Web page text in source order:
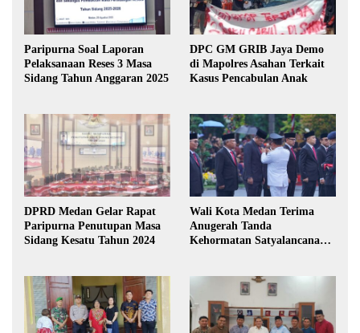
Paripurna Soal Laporan
Pelaksanaan Reses 3 Masa
Sidang Tahun Anggaran 2025
DPC GM GRIB Jaya Demo
di Mapolres Asahan Terkait
Kasus Pencabulan Anak
DPRD Medan Gelar Rapat
Paripurna Penutupan Masa
Sidang Kesatu Tahun 2024
Wali Kota Medan Terima
Anugerah Tanda
Kehormatan Satyalancana